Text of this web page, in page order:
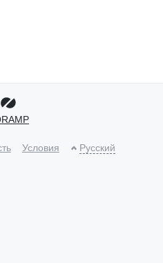
Условия Русский